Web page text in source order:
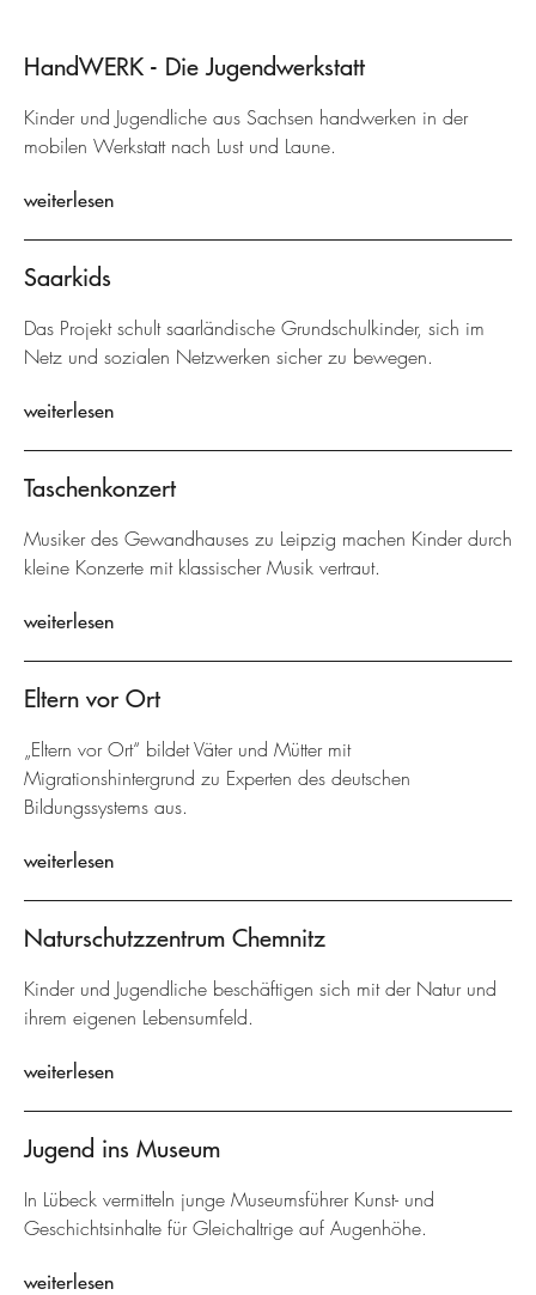
HandWERK - Die Jugendwerkstatt
Kinder und Jugendliche aus Sachsen handwerken in der
mobilen Werkstatt nach Lust und Laune.
weiterlesen
Saarkids
Das Projekt schult saarländische Grundschulkinder, sich im
Netz und sozialen Netzwerken sicher zu bewegen.
weiterlesen
Taschenkonzert
Musiker des Gewandhauses zu Leipzig machen Kinder durch
kleine Konzerte mit klassischer Musik vertraut.
weiterlesen
Eltern vor Ort
„Eltern vor Ort“ bildet Väter und Mütter mit
Migrationshintergrund zu Experten des deutschen
Bildungssystems aus.
weiterlesen
Naturschutzzentrum Chemnitz
Kinder und Jugendliche beschäftigen sich mit der Natur und
ihrem eigenen Lebensumfeld.
weiterlesen
Jugend ins Museum
In Lübeck vermitteln junge Museumsführer Kunst- und
Geschichtsinhalte für Gleichaltrige auf Augenhöhe.
weiterlesen